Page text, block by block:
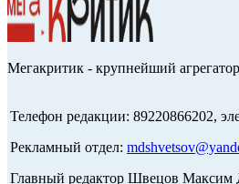
Мегакритик - крупнейший
Телефон редакции: 89220866202,
Рекламный отдел:
Главный редактор Швецов Максим